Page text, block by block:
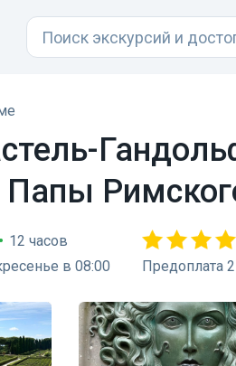
Папы
• 12 часов
в 08:00
Предоплата